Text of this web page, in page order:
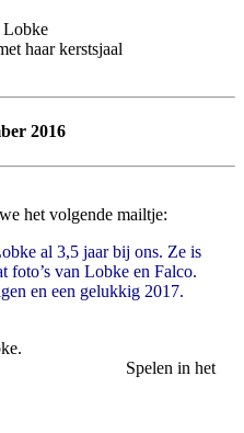
2016
het volgende mailtje:
al 3,5 jaar bij ons. Ze is
foto’s van Lobke en Falco.
en een gelukkig 2017.
Lobke.
in het